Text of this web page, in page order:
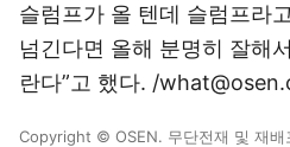
슬럼프가 올 텐데 슬럼프라
넘긴다면 올해 분명히 잘해
란다”고 했다. /
Copyright © OSEN. 무단전재 및 재배